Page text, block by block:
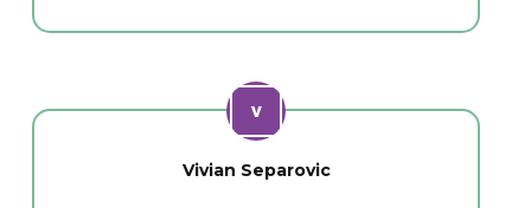
Vivian Separovic